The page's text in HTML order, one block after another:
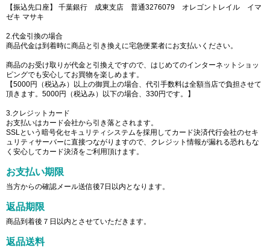
【振込先口座】 千葉銀行 成東支店 普通3276079 オレゴントレイル イマ
ゼキ マサキ
2.代金引換の場合
商品代金は到着時に商品と引き換えに宅急便業者にお支払いください。
商品のお受け取りが代金と引換えですので、はじめてのインターネットショッ
ピングでも安心してお買物を楽しめます。
【5000円（税込み）以上の御買上の場合、代引手数料は全額当店で負担させて
頂きます。5000円（税込み）以下の場合、330円です。】
3.クレジットカード
お支払いはカード会社から引き落とされます。
SSLという暗号化セキュリティシステムを採用してカード決済代行会社のセキ
ュリティサーバーに直接つながりますので、クレジット情報が漏れる恐れもな
く安心してカード決済をご利用頂けます。
お支払い期限
当方からの確認メール送信後7日以内となります。
返品期限
商品到着後７日以内とさせていただきます。
返品送料